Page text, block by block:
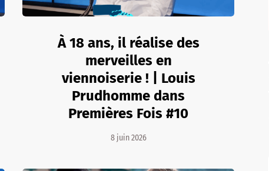
À 18 ans, il réalise des
merveilles en
viennoiserie ! | Louis
Prudhomme dans
Premières Fois #10
8 juin 2026